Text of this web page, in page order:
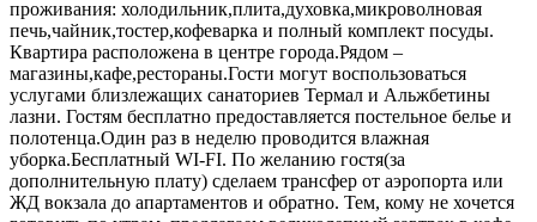
проживания: холодильник,п­лита,духовка,микроволнов­ая
печь,чайник,т­остер,кофеварка и полный комплект посуды.
Квартира расположена в центре города.Рядом –
магазины,кафе­,рестораны.Гости могут воспользоваться
услугами близлежащих санаториев Термал и Альжбетины
лазни. Гостям бесплатно предоставляется постельное белье и
полотенца.Один раз в неделю проводится влажная
уборка.Бесплатный WI-FI. По желанию гостя(за
дополнительную плату) сделаем трансфер от аэропорта или
ЖД вокзала до апартаментов и обратно. Тем, кому не хочется